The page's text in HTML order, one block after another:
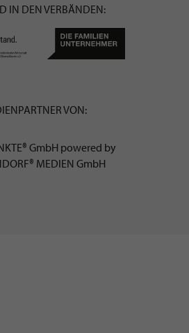
IN DEN VERBÄNDEN:
VON:
GmbH powered by
MEDIEN GmbH